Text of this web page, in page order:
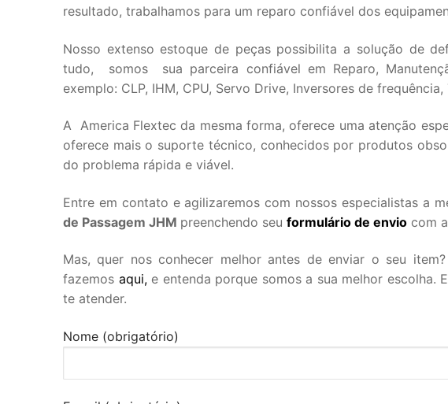
resultado, trabalhamos para um reparo confiável dos
Nosso extenso estoque de peças possibilita a solução de
tudo, somos sua parceira confiável em Reparo,
exemplo: CLP, IHM, CPU, Servo Drive, Inversores de
A America Flextec da mesma forma, oferece uma atenção
oferece mais o suporte técnico, conhecidos por produtos
do problema rápida e viável.
Entre em contato e agilizaremos com nossos especialistas a
de Passagem JHM preenchendo seu formulário de envio com
Mas, quer nos conhecer melhor antes de enviar o seu
fazemos aqui,e entenda porque somos a sua melhor escolha.
te atender.
Nome (obrigatório)